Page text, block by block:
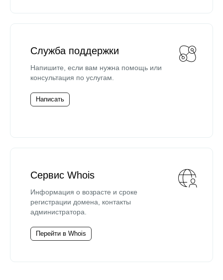
Служба поддержки
Напишите, если вам нужна помощь или
консультация по услугам.
Написать
Сервис Whois
Информация о возрасте и сроке
регистрации домена, контакты
администратора.
Перейти в Whois